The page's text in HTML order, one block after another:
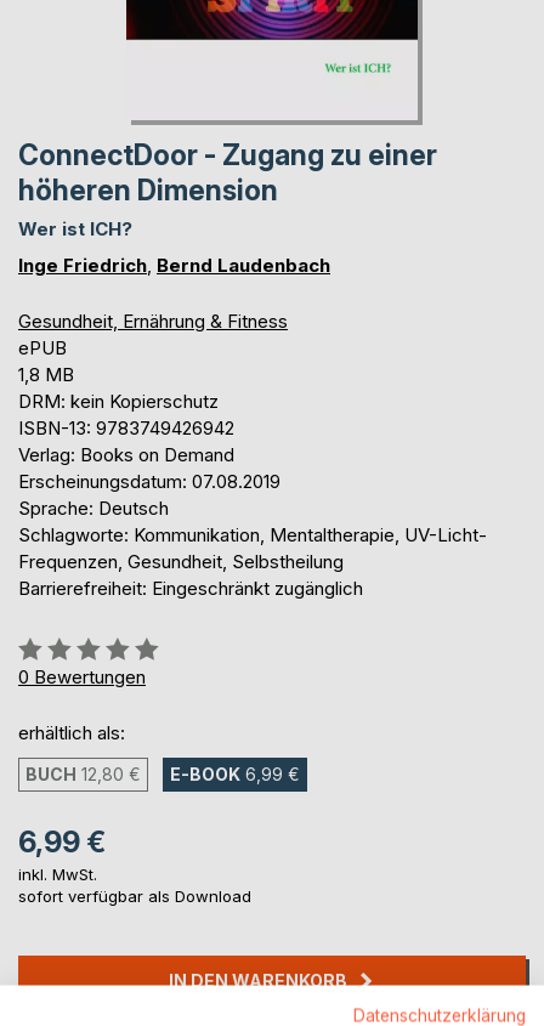
ConnectDoor - Zugang zu einer
höheren Dimension
Wer ist ICH?
Inge Friedrich Bernd Laudenbach
Gesundheit, Ernährung & Fitness
ePUB
1,8 MB
DRM: kein Kopierschutz
ISBN-13: 9783749426942
Verlag: Books on Demand
Erscheinungsdatum: 07.08.2019
Sprache: Deutsch
Schlagworte: Kommunikation, Mentaltherapie, UV-Licht-
Frequenzen, Gesundheit, Selbstheilung
Barrierefreiheit: Eingeschränkt zugänglich
Bewertung::
0%
0 Bewertungen
erhältlich als:
BUCH 12,80 € E-BOOK 6,99 €
6,99 €
inkl. MwSt.
sofort verfügbar als Download
IN DEN WARENKORB
Datenschutzerklärung